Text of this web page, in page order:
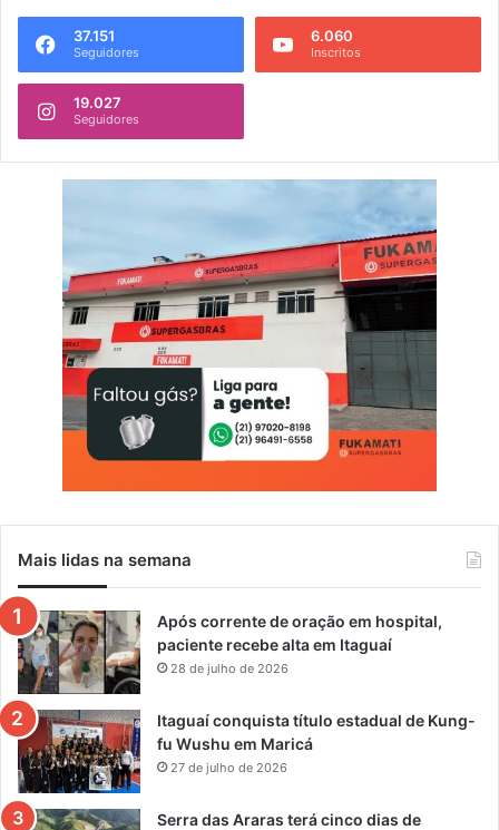
37.151
Seguidores
6.060
Inscritos
19.027
Seguidores
Mais lidas na semana
Após corrente de oração em hospital,
paciente recebe alta em Itaguaí
28 de julho de 2026
Itaguaí conquista título estadual de Kung-
fu Wushu em Maricá
27 de julho de 2026
Serra das Araras terá cinco dias de